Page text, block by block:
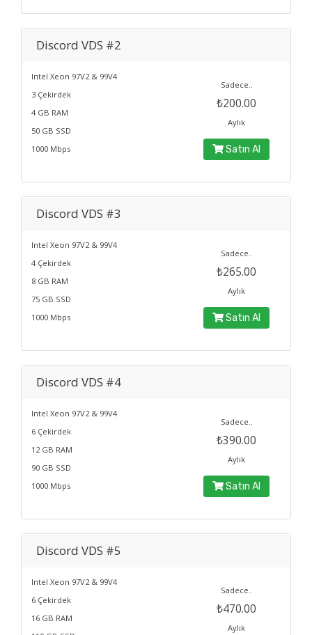
Discord VDS #2
Intel Xeon 97V2 & 99V4
3 Çekirdek
4 GB RAM
50 GB SSD
1000 Mbps
Sadece..
₺200.00
Aylık
Satın Al
Discord VDS #3
Intel Xeon 97V2 & 99V4
4 Çekirdek
8 GB RAM
75 GB SSD
1000 Mbps
Sadece..
₺265.00
Aylık
Satın Al
Discord VDS #4
Intel Xeon 97V2 & 99V4
6 Çekirdek
12 GB RAM
90 GB SSD
1000 Mbps
Sadece..
₺390.00
Aylık
Satın Al
Discord VDS #5
Intel Xeon 97V2 & 99V4
6 Çekirdek
16 GB RAM
Sadece..
₺470.00
Aylık